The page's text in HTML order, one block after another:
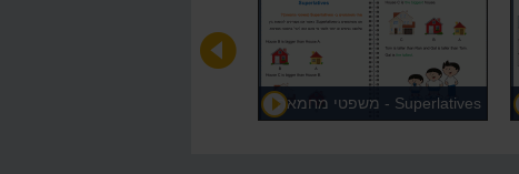
Superlatives - משפטי מחמאה